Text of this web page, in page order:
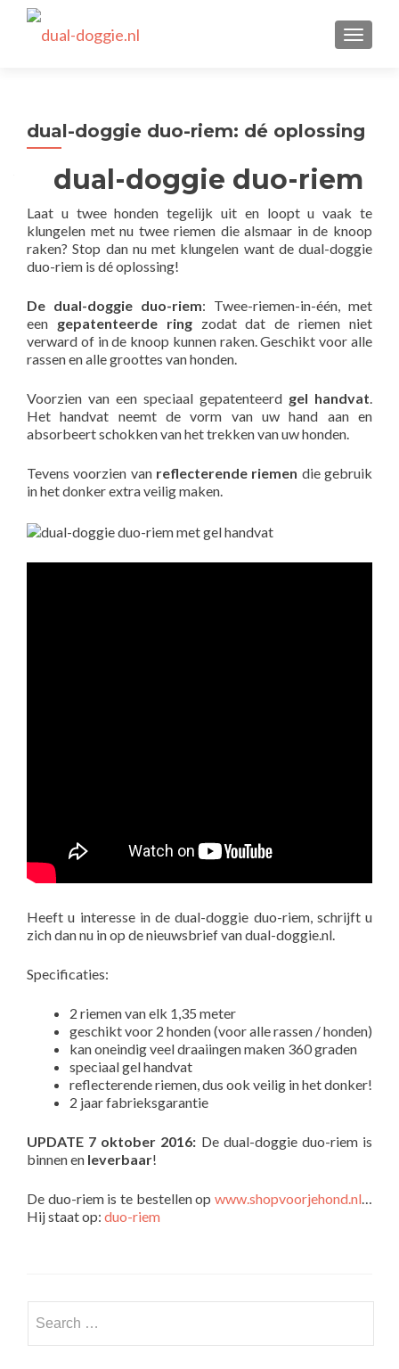
dual-doggie duo-riem: dé oplossing
dual-doggie duo-riem
Laat u twee honden tegelijk uit en loopt u vaak te
klungelen met nu twee riemen die alsmaar in de knoop
raken? Stop dan nu met klungelen want de dual-doggie
duo-riem is dé oplossing!
De dual-doggie duo-riem: Twee-riemen-in-één, met
een gepatenteerde ringzodat dat de riemen niet
verward of in de knoop kunnen raken. Geschikt voor alle
rassen en alle groottes van honden.
Voorzien van een speciaal gepatenteerd gel handvat.
Het handvat neemt de vorm van uw hand aan en
absorbeert schokken van het trekken van uw honden.
Tevens voorzien van reflecterende riemen die gebruik
in het donker extra veilig maken.
Heeft u interesse in de dual-doggie duo-riem, schrijft u
zich dan nu in op de nieuwsbrief van dual-doggie.nl.
Specificaties:
2 riemen van elk 1,35 meter
geschikt voor 2 honden (voor alle rassen / honden)
kan oneindig veel draaiingen maken 360 graden
speciaal gel handvat
reflecterende riemen, dus ook veilig in het donker!
2 jaar fabrieksgarantie
UPDATE 7 oktober 2016: De dual-doggie duo-riem is
binnen en leverbaar!
De duo-riem is te bestellen op www.shopvoorjehond.nl…
Hij staat op: duo-riem
for: